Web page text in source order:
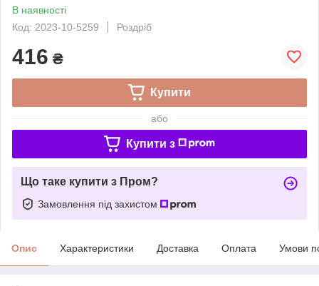
В наявності
Код: 2023-10-5259
Роздріб
416 ₴
Купити
або
Купити з
Що таке купити з Пром?
Замовлення під захистом
Опис Характеристики Доставка Оплата Умови